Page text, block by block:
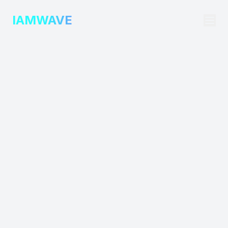
IAMWAVE